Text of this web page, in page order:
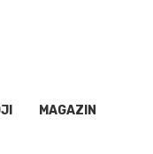
MAGAZIN